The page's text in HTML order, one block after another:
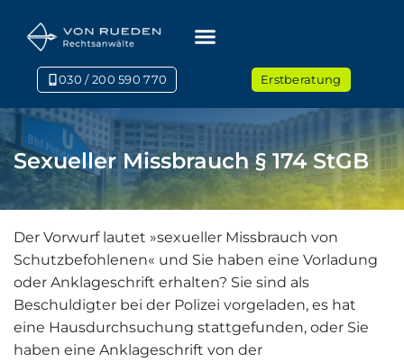
030 / 200 590 770 Erstberatung
Sexueller Missbrauch § 174 StGB
Der Vorwurf lautet »sexueller Missbrauch von
Schutzbefohlenen« und Sie haben eine Vorladung
oder Anklageschrift erhalten? Sie sind als
Beschuldigter bei der Polizei vorgeladen, es hat
eine Hausdurchsuchung stattgefunden, oder Sie
haben eine Anklageschrift von der